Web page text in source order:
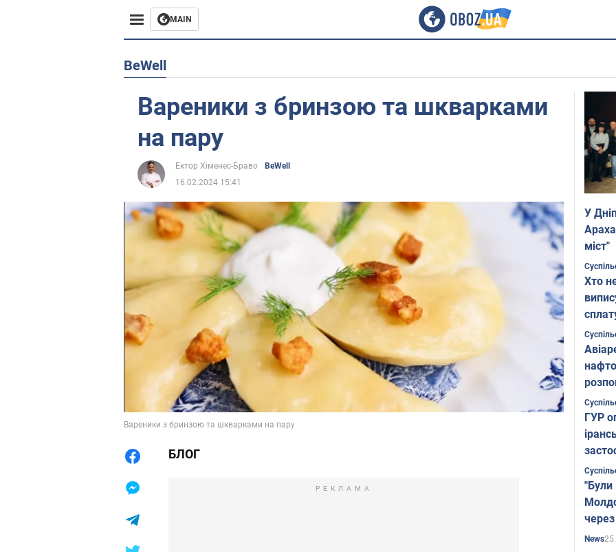
MAIN
Європа
Африка
Лайфхаки
BeWell
Вареники з бринзою та шкварками
на пару
Ектор Хіменес-Браво
BeWell
16.02.2024 15:41
Вареники з бринзою та шкварками на пару
БЛОГ
РЕКЛАМА
У
міст"
Хто
ГУР
"Були
News